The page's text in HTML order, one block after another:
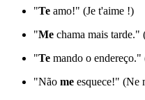
"Te amo!" (Je t'aime !)
"Me chama mais
"Te mando o endereço."
"Não me esquece!" (Ne